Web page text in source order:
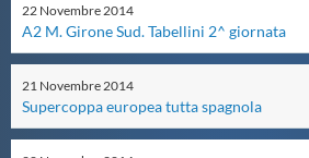
Centri Federali
Area Legislativa
22 Novembre2014
A2 M. Girone Sud. Tabellini 2^ giornata
21 Novembre2014
Supercoppa europea tutta spagnola